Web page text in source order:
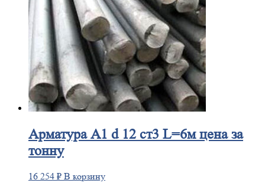
АрматураА1 d 12 ст3 L=6м цена за
тонну
16 254 ₽ В корзину